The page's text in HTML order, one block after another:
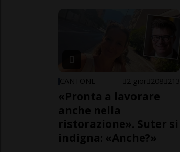
CANTONE 2 gior 208 213
«Pronta a lavorare
anche nella
ristorazione». Suter si
indigna: «Anche?»